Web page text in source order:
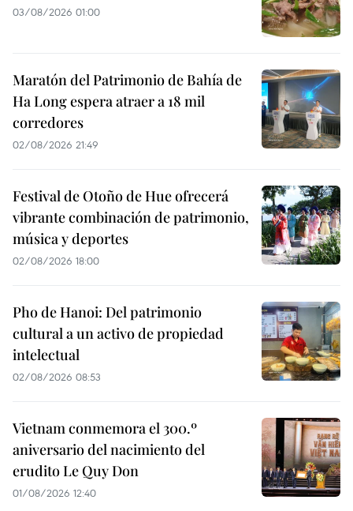
03/08/2026 01:00
Maratón del Patrimonio de Bahía de
Ha Long espera atraer a 18 mil
corredores
02/08/2026 21:49
Festival de Otoño de Hue ofrecerá
vibrante combinación de patrimonio,
música y deportes
02/08/2026 18:00
Pho de Hanoi: Del patrimonio
cultural a un activo de propiedad
intelectual
02/08/2026 08:53
Vietnam conmemora el 300.º
aniversario del nacimiento del
erudito Le Quy Don
01/08/2026 12:40